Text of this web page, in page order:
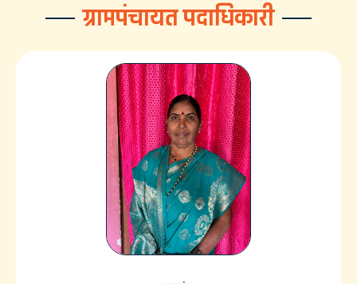
ग्रामपंचायत पदाधिकारी